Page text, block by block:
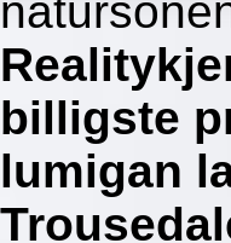
billigste
lumigan